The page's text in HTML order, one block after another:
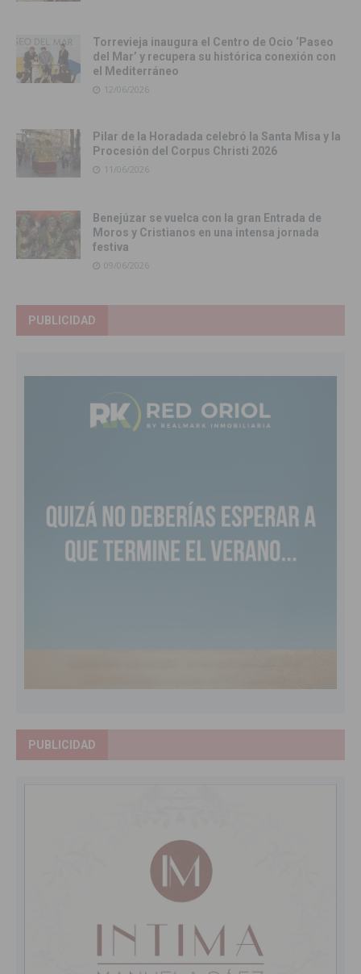
Torrevieja inaugura el Centro de Ocio ‘Paseo
del Mar’ y recupera su histórica conexión con
el Mediterráneo
12/06/2026
Pilar de la Horadada celebró la Santa Misa y la
Procesión del Corpus Christi 2026
11/06/2026
Benejúzar se vuelca con la gran Entrada de
Moros y Cristianos en una intensa jornada
festiva
09/06/2026
PUBLICIDAD
PUBLICIDAD